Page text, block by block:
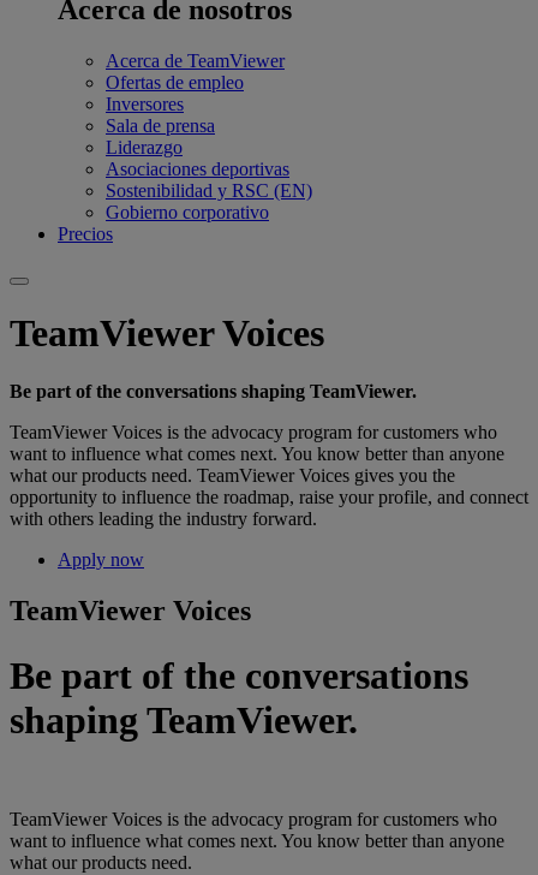
Acerca de nosotros
Acerca de TeamViewer
Ofertas de empleo
Inversores
Sala de prensa
Liderazgo
Asociaciones deportivas
Sostenibilidad y RSC (EN)
Gobierno corporativo
Precios
TeamViewer Voices
Be part of the conversations shaping TeamViewer.
TeamViewer Voices is the advocacy program for customers who
want to influence what comes next. You know better than anyone
what our products need. TeamViewer Voices gives you the
opportunity to influence the roadmap, raise your profile, and connect
with others leading the industry forward.
Apply now
TeamViewer Voices
Be part of the conversations
shaping TeamViewer.
TeamViewer Voices is the advocacy program for customers who
want to influence what comes next. You know better than anyone
what our products need.